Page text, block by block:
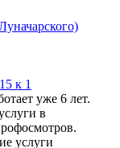
к 1
уже 6 лет.
в
услуги